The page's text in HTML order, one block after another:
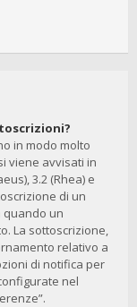
in modo molto
viene avvisati in
3.2 (Rhea) e
di un
quando un
La sottoscrizione,
relativo a
di notifica per
nel